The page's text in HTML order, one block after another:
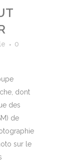
0
dont
des
de
sur le